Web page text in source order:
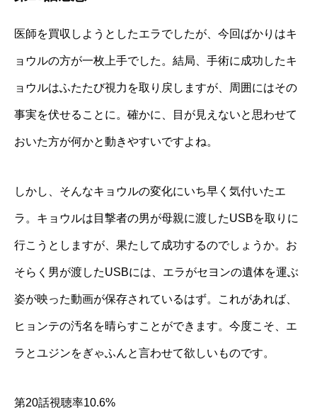
医師を買収しようとしたエラでしたが、今回ばかりはキ
ョウルの方が一枚上手でした。結局、手術に成功したキ
ョウルはふたたび視力を取り戻しますが、周囲にはその
事実を伏せることに。確かに、目が見えないと思わせて
おいた方が何かと動きやすいですよね。
しかし、そんなキョウルの変化にいち早く気付いたエ
ラ。キョウルは目撃者の男が母親に渡したUSBを取りに
行こうとしますが、果たして成功するのでしょうか。お
そらく男が渡したUSBには、エラがセヨンの遺体を運ぶ
姿が映った動画が保存されているはず。これがあれば、
ヒョンテの汚名を晴らすことができます。今度こそ、エ
ラとユジンをぎゃふんと言わせて欲しいものです。
第20話視聴率10.6%